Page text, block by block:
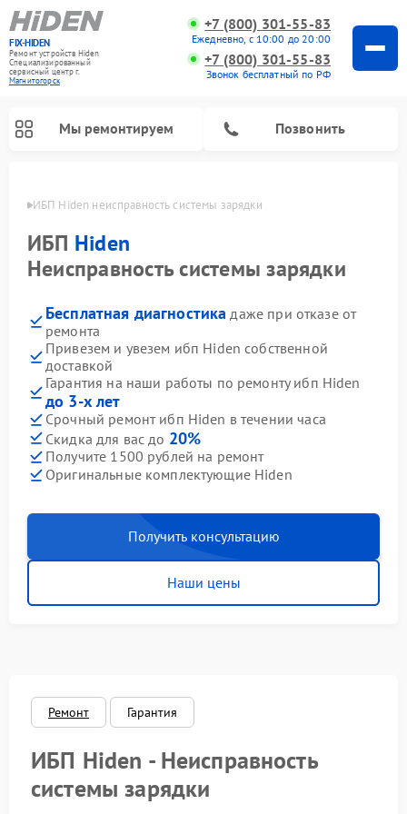
FIX-HIDEN
Ремонт устройств Hiden
Специализированный
cервисный центр г.
Магнитогорск
+7 (800) 301-55-83
Ежедневно, с 10:00 до 20:00
+7 (800) 301-55-83
Звонок бесплатный по РФ
Мы ремонтируем Позвонить
ИБП Hiden неисправность системы зарядки
ИБП Hiden
Неисправность системы зарядки
Бесплатная диагностика даже при отказе от
ремонта
Привезем и увезем ибп Hiden собственной
доставкой
Гарантия на наши работы по ремонту ибп Hiden
до 3-х лет
Срочный ремонт ибп Hiden в течении часа
Скидка для вас до 20%
Получите 1500 рублей на ремонт
Оригинальные комплектующие Hiden
Получить консультацию
Наши цены
Ремонт Гарантия
ИБП Hiden - Неисправность
системы зарядки